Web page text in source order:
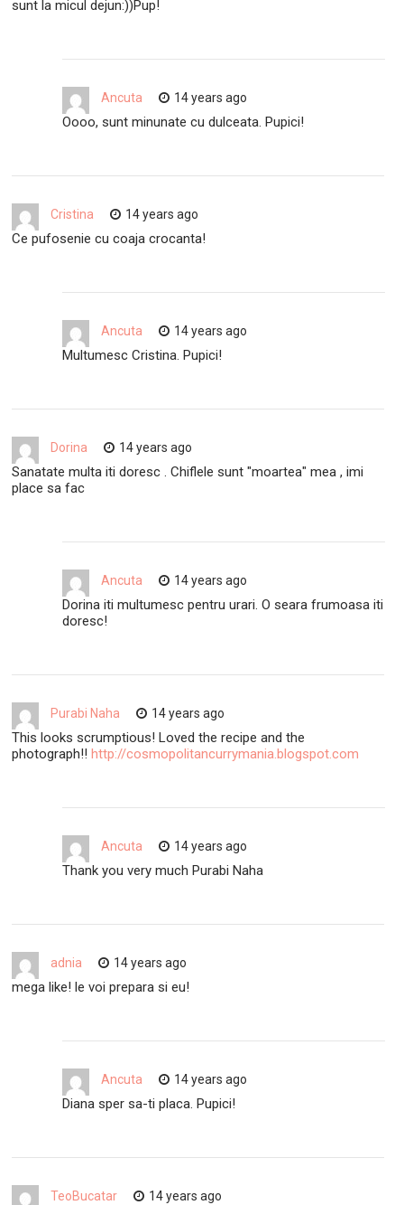
sunt la micul dejun:))Pup!
Ancuta 14 years ago
Oooo, sunt minunate cu dulceata. Pupici!
Cristina 14 years ago
Ce pufosenie cu coaja crocanta!
Ancuta 14 years ago
Multumesc Cristina. Pupici!
Dorina 14 years ago
Sanatate multa iti doresc . Chiflele sunt "moartea" mea , imi
place sa fac
Ancuta 14 years ago
Dorina iti multumesc pentru urari. O seara frumoasa iti
doresc!
Purabi Naha 14 years ago
This looks scrumptious! Loved the recipe and the
photograph!! http://cosmopolitancurrymania.blogspot.com
Ancuta 14 years ago
Thank you very much Purabi Naha
adnia 14 years ago
mega like! le voi prepara si eu!
Ancuta 14 years ago
Diana sper sa-ti placa. Pupici!
TeoBucatar 14 years ago